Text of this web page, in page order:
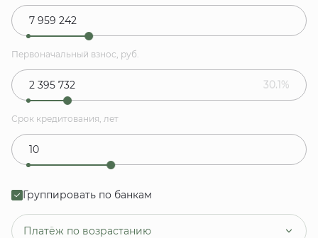
Первоначальный взнос, руб.
30.1%
Срок кредитования, лет
Группировать по банкам
Платёж по возрастанию